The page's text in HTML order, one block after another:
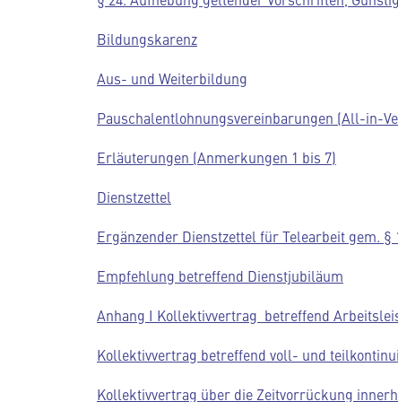
Bildungskarenz
Aus- und Weiterbildung
Pauschalentlohnungsvereinbarungen (All-in-
Erläuterungen (Anmerkungen 1 bis 7)
Dienstzettel
Ergänzender Dienstzettel für Telearbeit gem.
Empfehlung betreffend Dienstjubiläum
Anhang I Kollektivvertrag betreffend
Kollektivvertrag betreffend voll- und
Kollektivvertrag über die Zeitvorrückung